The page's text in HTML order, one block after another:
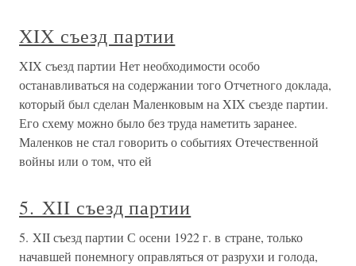
XIX съезд партии
XIX съезд партии Нет необходимости особо
останавливаться на содержании того Отчетного доклада,
который был сделан Маленковым на XIX съезде партии.
Его схему можно было без труда наметить заранее.
Маленков не стал говорить о событиях Отечественной
войны или о том, что ей
5. XII съезд партии
5. XII съезд партии С осени 1922 г. в стране, только
начавшей понемногу оправляться от разрухи и голода,